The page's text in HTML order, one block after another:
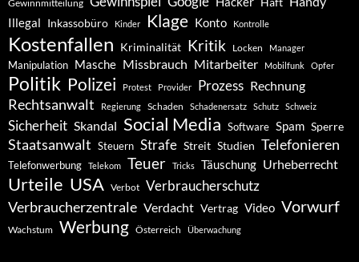
Gewinnmitteilung
Illegal Inkassobüro Kinder Klage Konto Kontrolle
Kostenfallen Kriminalität Kritik Locken Manager
Manipulation Masche Missbrauch Mitarbeiter Mobilfunk Opfer
Politik Polizei Protest Provider Prozess Rechnung
Rechtsanwalt Regierung Schaden Schadenersatz Schutz Schweiz
Sicherheit Skandal Social Media Software Spam Sperre
Staatsanwalt Steuern Strafe Streit Studien Telefonieren
Telefonwerbung Telekom Teuer Tricks Täuschung Urheberrecht
Urteile USA Verbot Verbraucherschutz
Verbraucherzentrale Verdacht Vertrag Video Vorwurf
Wachstum Werbung Österreich Überwachung